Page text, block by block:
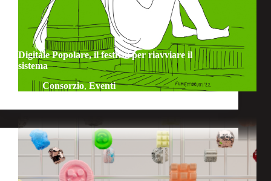
Digitale Popolare, il festival per riavviare il
sistema
Consorzio,Eventi